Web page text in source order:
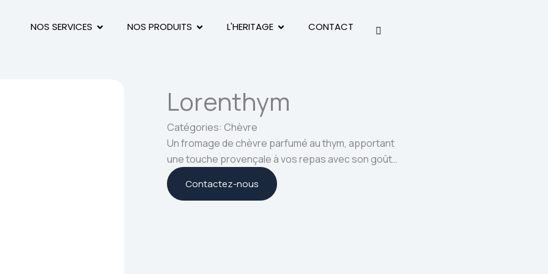
NOS SERVICES Ouvrir NOS SERVICES
NOS PRODUITS Ouvrir NOS PRODUITS
L'HERITAGE Ouvrir L'HERITAGE
CONTACT
Lorenthym
Catégories: Chèvre
Un fromage de chèvre parfumé au thym, apportant
une touche provençale à vos repas avec son goût…
Contactez-nous